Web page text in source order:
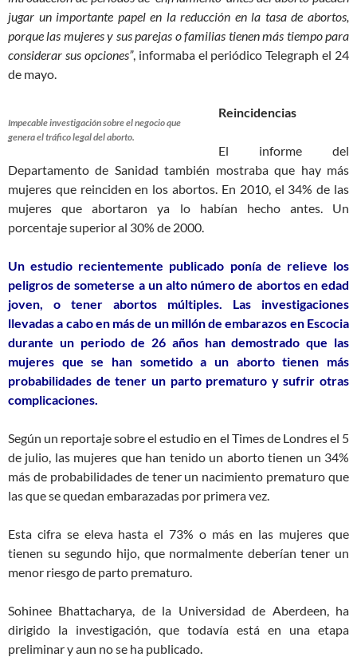
jugar un importante papel en la reducción en la tasa de abortos,
porque las mujeres y sus parejas o familias tienen más tiempo para
considerar sus opciones”, informaba el periódico Telegraph el 24
de mayo.
Impecable investigación sobre el negocio que
genera el tráfico legal del aborto.
Reincidencias
El informe del
Departamento de Sanidad también mostraba que hay más
mujeres que reinciden en los abortos. En 2010, el 34% de las
mujeres que abortaron ya lo habían hecho antes. Un
porcentaje superior al 30% de 2000.
Un estudio recientemente publicado ponía de relieve los
peligros de someterse a un alto número de abortos en edad
joven, o tener abortos múltiples. Las investigaciones
llevadas a cabo en más de un millón de embarazos en Escocia
durante un periodo de 26 años han demostrado que las
mujeres que se han sometido a un aborto tienen más
probabilidades de tener un parto prematuro y sufrir otras
complicaciones.
Según un reportaje sobre el estudio en el Times de Londres el 5
de julio, las mujeres que han tenido un aborto tienen un 34%
más de probabilidades de tener un nacimiento prematuro que
las que se quedan embarazadas por primera vez.
Esta cifra se eleva hasta el 73% o más en las mujeres que
tienen su segundo hijo, que normalmente deberían tener un
menor riesgo de parto prematuro.
Sohinee Bhattacharya, de la Universidad de Aberdeen, ha
dirigido la investigación, que todavía está en una etapa
preliminar y aun no se ha publicado.